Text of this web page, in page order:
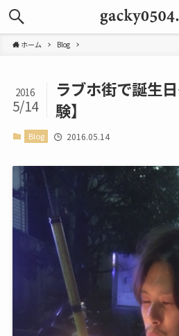
ホーム Blog
ラブホ街で誕生
験】
2016
5/14
Blog 2016.05.14